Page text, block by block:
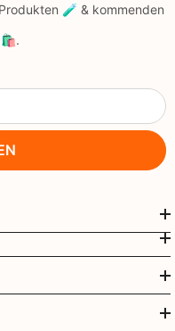
🧪 & kommenden
🛍️.